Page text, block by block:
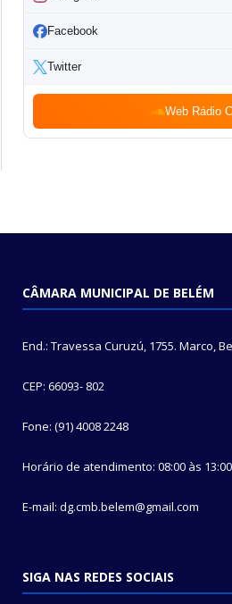
Facebook
Twitter
Web Rádio
CÂMARA MUNICIPAL DE BELÉM
End.: Travessa Curuzú, 1755. Marco,
CEP: 66093- 802
Fone: (91) 4008 2248
Horário de atendimento: 08:00 às 13:00
E-mail: dg.cmb.belem@gmail.com
SIGA NAS REDES SOCIAIS